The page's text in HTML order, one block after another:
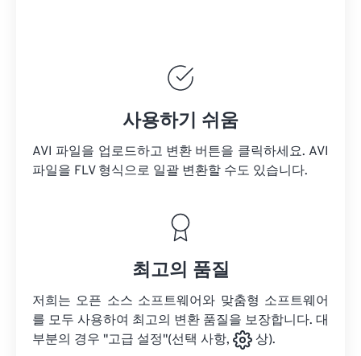
사용하기 쉬움
AVI 파일을 업로드하고 변환 버튼을 클릭하세요. AVI
파일을 FLV 형식으로 일괄 변환할 수도 있습니다.
최고의 품질
저희는 오픈 소스 소프트웨어와 맞춤형 소프트웨어
를 모두 사용하여 최고의 변환 품질을 보장합니다. 대
부분의 경우 "고급 설정"(선택 사항,
상).